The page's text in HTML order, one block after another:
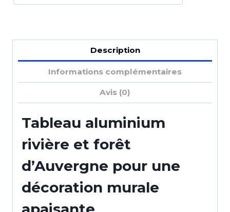
Description
Informations complémentaires
Avis (0)
Tableau aluminium
rivière et forêt
d’Auvergne pour une
décoration murale